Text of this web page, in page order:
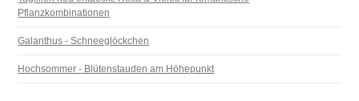
Pflanzkombinationen
Galanthus - Schneeglöckchen
Hochsommer - Blütenstauden am Höhepunkt